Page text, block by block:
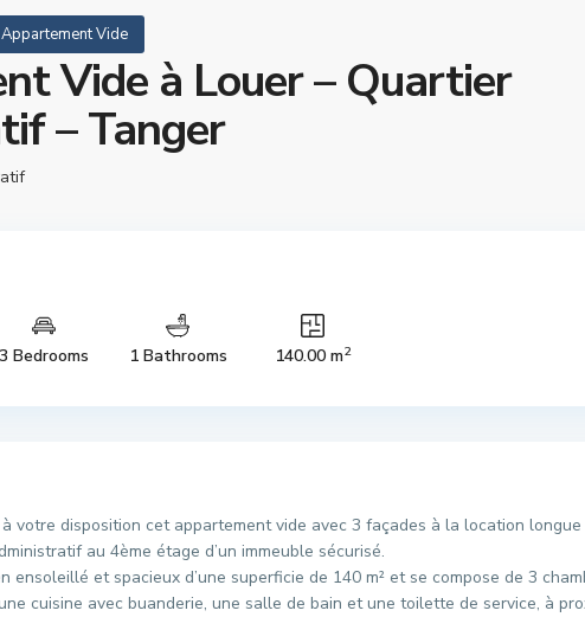
Appartement Vide
Vide à Louer – Quartier
– Tanger
3 Bedrooms 1 Bathrooms 140.00 m2
à votre disposition cet appartement vide avec 3 façades à la location longue
au 4ème étage d’un immeuble sécurisé.
ensoleillé et spacieux d’une superficie de 140 m² et se compose de 3
cuisine avec buanderie, une salle de bain et une toilette de service, à